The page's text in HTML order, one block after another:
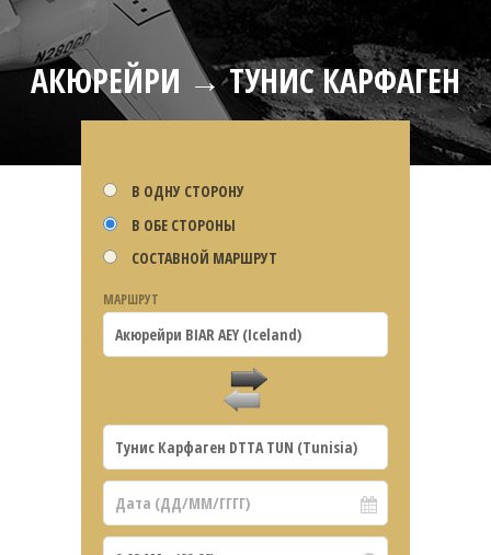
АКЮРЕЙРИ → ТУНИС КАРФАГЕН
В ОДНУ СТОРОНУ
В ОБЕ СТОРОНЫ
СОСТАВНОЙ МАРШРУТ
МАРШРУТ